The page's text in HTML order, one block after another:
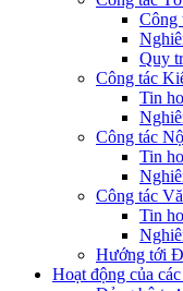
Công
Quy
Công tác
Tin
Công tác
Tin
Công tác
Tin
Hướng tới
Hoạt động của